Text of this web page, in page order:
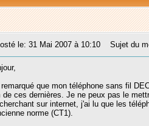
le: 31 Mai 2007 à 10:10 Sujet du
que mon téléphone sans fil
de ces dernières. Je ne peux pas le
sur internet, j'ai lu que les
norme (CT1).